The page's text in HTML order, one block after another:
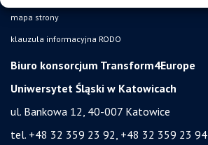
mapa strony
klauzula informacyjna RODO
Biuro konsorcjum Transform4Europe
Uniwersytet Śląski w Katowicach
ul. Bankowa 12, 40-007 Katowice
tel. +48 32 359 23 92, +48 32 359 23 94